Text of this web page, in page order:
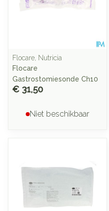
Flocare, Nutricia
Flocare
Gastrostomiesonde Ch10
€ 31,50
Niet beschikbaar